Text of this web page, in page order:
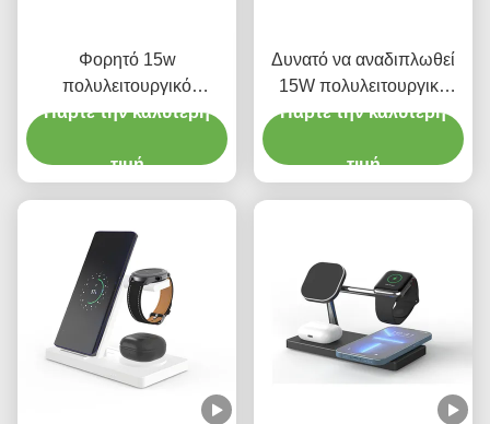
Φορητό 15w
πολυλειτουργικό
ασύρματο φορτιστή 3 σε 1
iPhone iwatch
Πάρτε την καλύτερη
τιμή
Δυνατό να αναδιπλωθεί
15W πολυλειτουργικό
ασύρματο φορτιστή 3 σε 1
Πάρτε την καλύτερη
τιμή